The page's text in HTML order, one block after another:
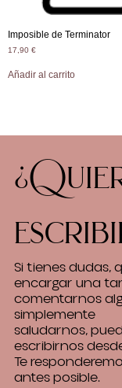
Imposible de Terminator
17,90 €
Añadir al carrito
Si tienes dudas,
encargar una
comentarnos
simplemente
saludarnos,
escribirnos
Te
antes posible.